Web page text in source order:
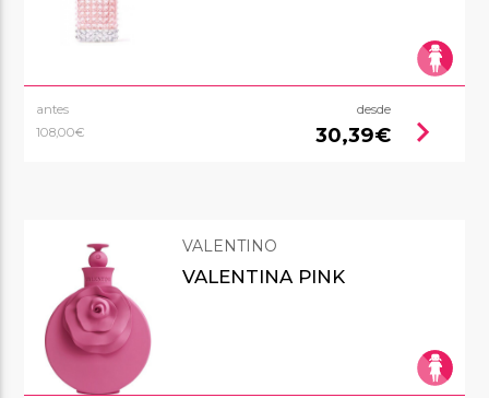
antes
108,00€
desde
30,39€ chevron_right
VALENTINO
VALENTINA PINK